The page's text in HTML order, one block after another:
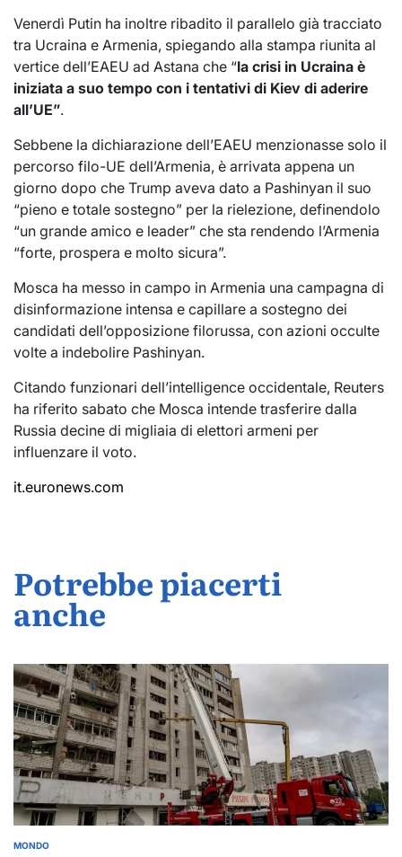
Venerdì Putin ha inoltre ribadito il parallelo già tracciato
tra Ucraina e Armenia, spiegando alla stampa riunita al
vertice dell’EAEU ad Astana che “la crisi in Ucraina è
iniziata a suo tempo con i tentativi di Kiev di aderire
all’UE”.
Sebbene la dichiarazione dell’EAEU menzionasse solo il
percorso filo-UE dell’Armenia, è arrivata appena un
giorno dopo che Trump aveva dato a Pashinyan il suo
“pieno e totale sostegno” per la rielezione, definendolo
“un grande amico e leader” che sta rendendo l’Armenia
“forte, prospera e molto sicura”.
Mosca ha messo in campo in Armenia una campagna di
disinformazione intensa e capillare a sostegno dei
candidati dell’opposizione filorussa, con azioni occulte
volte a indebolire Pashinyan.
Citando funzionari dell’intelligence occidentale, Reuters
ha riferito sabato che Mosca intende trasferire dalla
Russia decine di migliaia di elettori armeni per
influenzare il voto.
it.euronews.com
Potrebbe piacerti
anche
POSTED
MONDO